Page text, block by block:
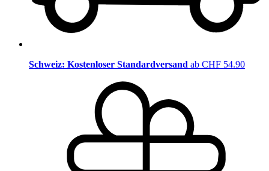
Schweiz: Kostenloser Standardversand ab CHF 54.90